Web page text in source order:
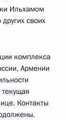
Ильхамом
своих
комплекса
Армении
Контакты